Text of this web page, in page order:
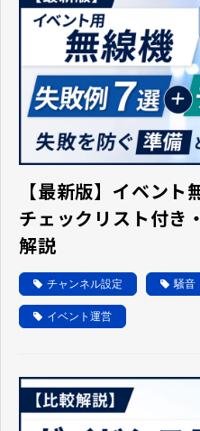
【最新版】イベント
チェックリスト付き
解説
チャンネル設定 騒音
イベント運営